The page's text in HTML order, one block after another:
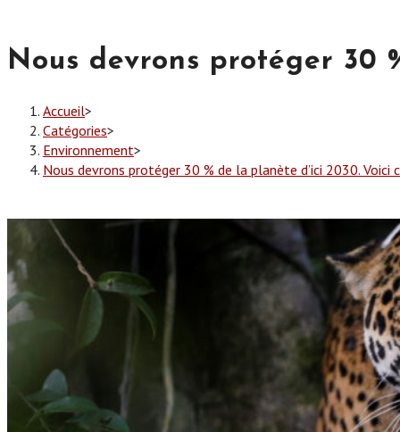
Nous devrons protéger 30
Accueil>
Catégories>
Environnement>
Nous devrons protéger 30 % de la planète d’ici 2030. Voici